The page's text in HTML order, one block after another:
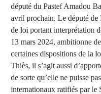
député du Pastef Amadou
avril prochain. Le député de
de loi portant interprétation
13 mars 2024, ambitionne
certaines dispositions de la
Thiès, il s’agit aussi
de sorte qu’elle ne puisse
internationaux ratifiés par le